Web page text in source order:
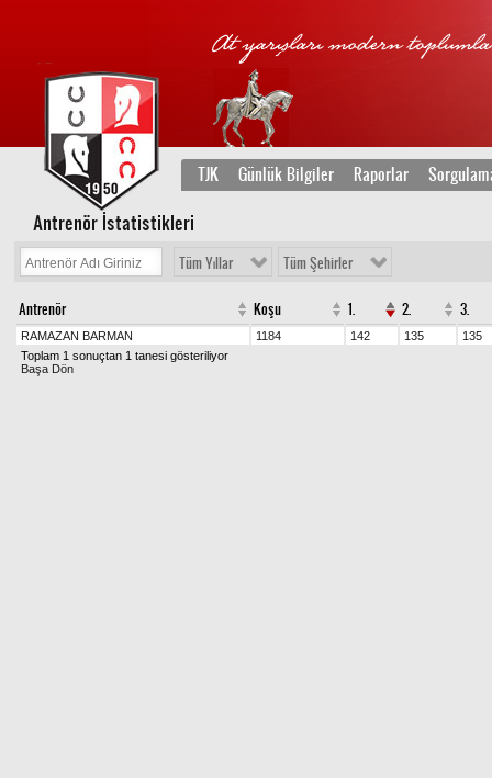
TJK Günlük Bilgiler Raporlar
Antrenör İstatistikleri
Tüm Yıllar Tüm Şehirler
Antrenör Koşu 1. 2. 3.
RAMAZAN BARMAN 1184 142 135
135
Toplam 1 sonuçtan 1 tanesi gösteriliyor
Başa Dön